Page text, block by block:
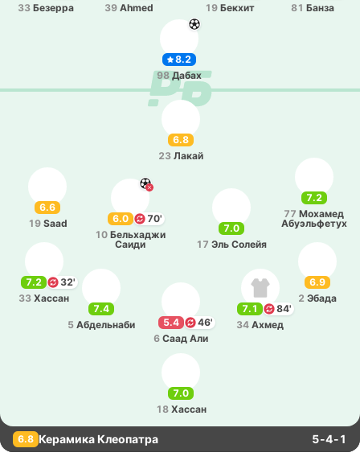
19 Бекхит
81 Банза
33 Бе­зе­рра
39 Ahmed
8.2
98 Дабах
7.0
18 Хассан
7.4
5 Абде­льна­би
6.9
2 Эбада
5.4
46'
6 Саад Али
7.2
32'
33 Хассан
7.1
84'
34 Ахмед
6.0
70'
10 Бе­льха­джи
Саиди
7.0
17 Эль Солейя
7.2
77 Мо­ха­мед
Абуэ­льфе­тух
6.6
19 Saad
6.8
23 Лакай
6.8 Керамика Клеопатра 5-4-1